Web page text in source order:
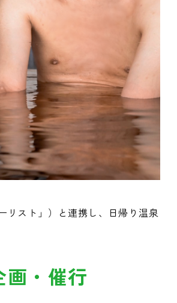
リスト」）と連携し、日帰り温泉
・催行